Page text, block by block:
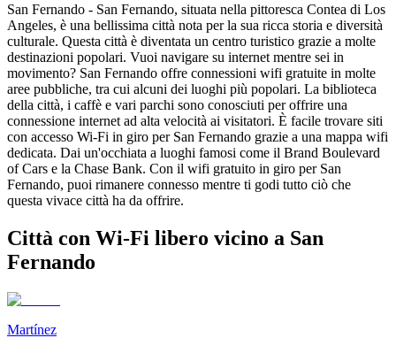
San Fernando - San Fernando, situata nella pittoresca Contea di Los
Angeles, è una bellissima città nota per la sua ricca storia e diversità
culturale. Questa città è diventata un centro turistico grazie a molte
destinazioni popolari. Vuoi navigare su internet mentre sei in
movimento? San Fernando offre connessioni wifi gratuite in molte
aree pubbliche, tra cui alcuni dei luoghi più popolari. La biblioteca
della città, i caffè e vari parchi sono conosciuti per offrire una
connessione internet ad alta velocità ai visitatori. È facile trovare siti
con accesso Wi-Fi in giro per San Fernando grazie a una mappa wifi
dedicata. Dai un'occhiata a luoghi famosi come il Brand Boulevard
of Cars e la Chase Bank. Con il wifi gratuito in giro per San
Fernando, puoi rimanere connesso mentre ti godi tutto ciò che
questa vivace città ha da offrire.
Città con Wi-Fi libero vicino a San
Fernando
Martínez